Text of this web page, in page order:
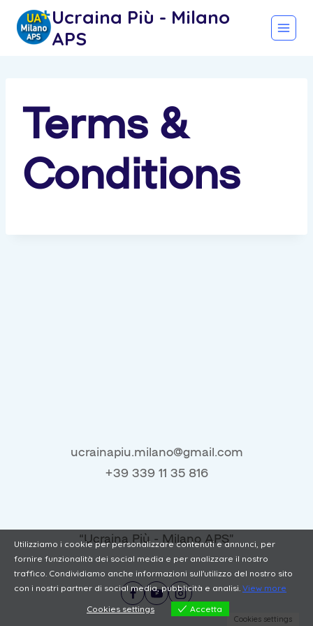
Salta
Ucraina Più - Milano
APS
Terms &
Conditions
ucrainapiu.milano@gmail.com
+39 339 11 35 816
“Ucraina Più - Milano APS”
Utilizziamo i cookie per personalizzare contenuti e annunci, per
fornire funzionalità dei social media e per analizzare il nostro
traffico. Condividiamo anche informazioni sull'utilizzo del nostro sito
con i nostri partner di social media, pubblicità e analisi. View more
Cookies settings
Accetta
Cookies settings